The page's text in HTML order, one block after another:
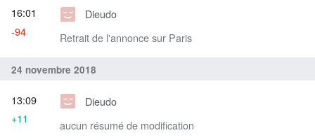
Dieudo
Retrait de l'annonce sur Paris
16:01
-94
24 novembre 2018
Dieudo
aucun résumé de modification
13:09
+11